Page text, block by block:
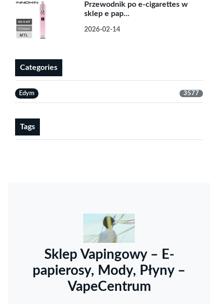
Przewodnik po e-cigarettes w
sklep e pap...
2026-02-14
Categories
Edym 3577
Tags
Sklep Vapingowy – E-
papierosy, Mody, Płyny –
VapeCentrum